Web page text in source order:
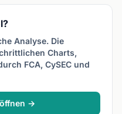
Analyse. Die
Charts,
FCA, CySEC und
→